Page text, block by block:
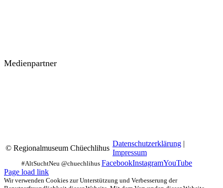
Medienpartner
© Regionalmuseum Chüechlihus
Datenschutzerklärung |
Impressum
FacebookInstagramYouTube
Page load link
Wir verwenden Cookies zur Unterstützung und Verbesserung der